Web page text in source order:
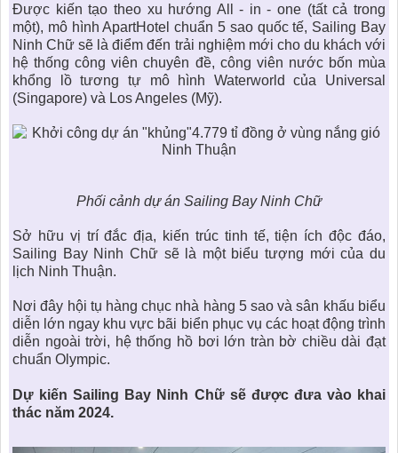
Được kiến tạo theo xu hướng All - in - one (tất cả trong
một), mô hình ApartHotel chuẩn 5 sao quốc tế, Sailing Bay
Ninh Chữ sẽ là điểm đến trải nghiệm mới cho du khách với
hệ thống công viên chuyên đề, công viên nước bốn mùa
khổng lồ tương tự mô hình Waterworld của Universal
(Singapore) và Los Angeles (Mỹ).
Phối cảnh dự án Sailing Bay Ninh Chữ
Sở hữu vị trí đắc địa, kiến trúc tinh tế, tiện ích độc đáo,
Sailing Bay Ninh Chữ sẽ là một biểu tượng mới của du
lịch Ninh Thuận.
Nơi đây hội tụ hàng chục nhà hàng 5 sao và sân khấu biểu
diễn lớn ngay khu vực bãi biển phục vụ các hoạt động trình
diễn ngoài trời, hệ thống hồ bơi lớn tràn bờ chiều dài đạt
chuẩn Olympic.
Dự kiến Sailing Bay Ninh Chữ sẽ được đưa vào khai
thác năm 2024.